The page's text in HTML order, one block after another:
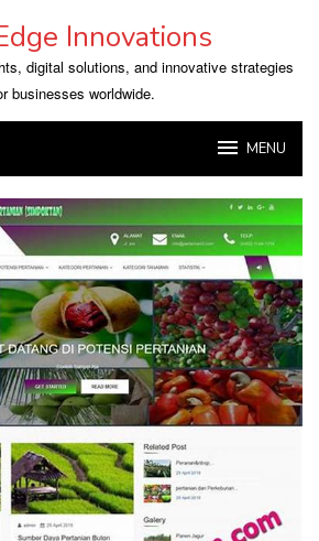
Innovations
digital solutions, and innovative strategies
businesses worldwide.
MENU